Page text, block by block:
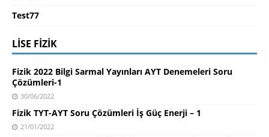
Test77
LISE FIZIK
Fizik 2022 Bilgi Sarmal Yayınları AYT Denemeleri Soru
Çözümleri-1
30/06/2022
Fizik TYT-AYT Soru Çözümleri İş Güç Enerji – 1
21/01/2022